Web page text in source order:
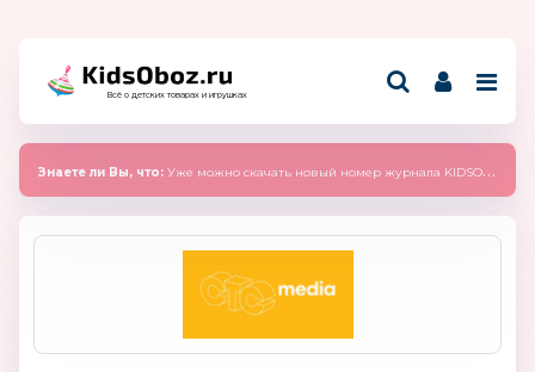
Всё о детских товарах и игрушках
Знаете ли Вы, что: Уже можно скачать новый номер журнала KIDSOBOZ 2025 (сентябрь)